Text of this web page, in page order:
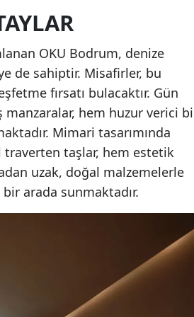
OKU Bodrum, denize
de sahiptir. Misafirler, bu
fırsatı bulacaktır. Gün
hem huzur verici
Mimari tasarımında
traverten taşlar, hem estetik
uzak, doğal malzemelerle
arada sunmaktadır.